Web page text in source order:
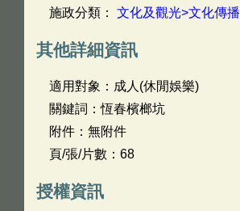
施政分類： 文化及觀光>文化傳播
其他詳細資訊
適用對象：成人(休閒娛樂)
關鍵詞：恆春檳榔坑
附件：無附件
頁/張/片數：68
授權資訊